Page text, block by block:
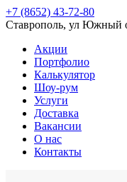
+7 (8652) 43-72-80
Ставрополь, ул Южный
Акции
Портфолио
Калькулятор
Шоу-рум
Услуги
Доставка
Вакансии
О нас
Контакты